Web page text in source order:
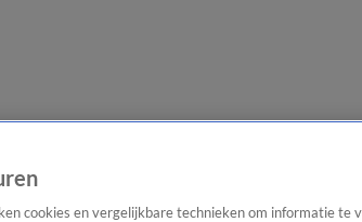
cookies en vergelijkbare technieken om informatie te